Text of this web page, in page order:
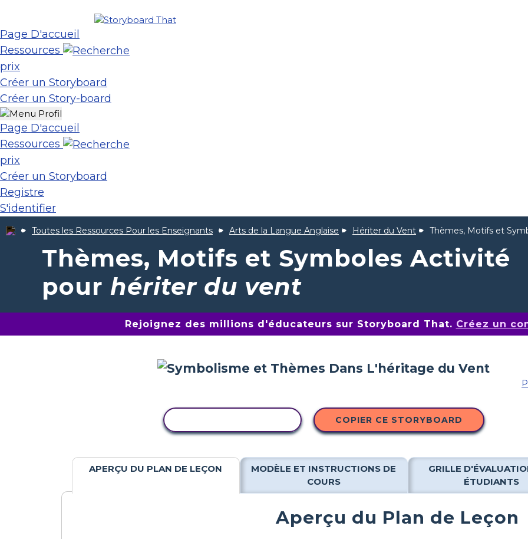
Page D'accueil
Ressources
prix
Créer un Storyboard
Créer un Story-board
Page D'accueil
Ressources
prix
Créer un Storyboard
Registre
S'identifier
Toutes les Ressources Pour les Enseignants Arts de la Langue Anglaise Hériter du Vent Thèmes, Motifs et
Thèmes, Motifs et Symboles Activité
pour hériter du vent
Rejoignez des millions d'éducateurs sur Storyboard That. Créez un
COPIER CE STORYBOARD
APERÇU DU PLAN DE LEÇON
MODÈLE ET INSTRUCTIONS DE
COURS
GRILLE
ÉTUDIANTS
Aperçu du Plan de Leçon